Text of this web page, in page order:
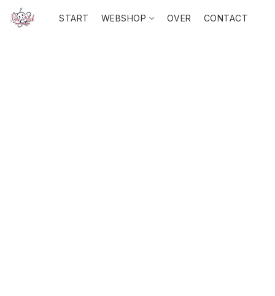
START WEBSHOP OVER CONTACT